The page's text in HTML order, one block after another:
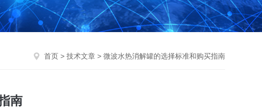
首页 > 技术文章 > 微波水热消解罐的选择标准和购买指南
南